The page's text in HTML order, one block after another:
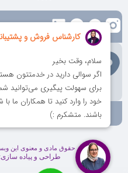
تهران، ولیعصر، بالاتر
بن‌بست پردیس، پلاک 12
کلیه حقوق مادی و معنوی این
طراحی و پیاده سازی: